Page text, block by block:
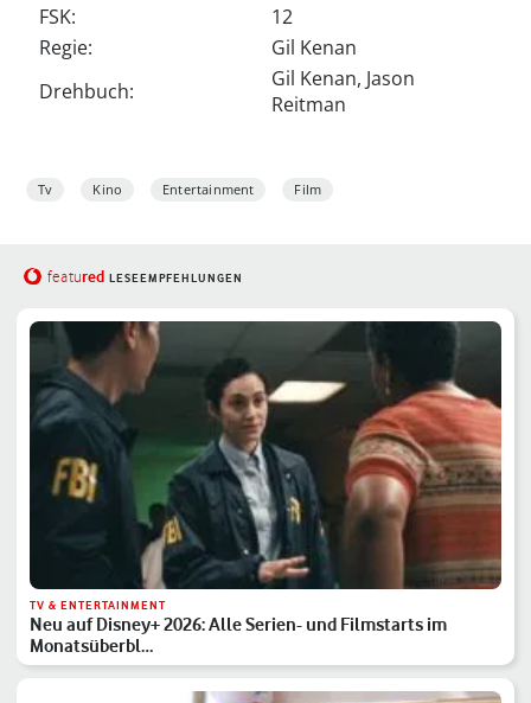
FSK:
12
Regie:
Gil Kenan
Drehbuch:
Gil Kenan, Jason
Reitman
Tv Kino Entertainment Film
featured LESEEMPFEHLUNGEN
TV & ENTERTAINMENT
Neu auf Disney+ 2026: Alle Serien- und Filmstarts im
Monatsüberbl…